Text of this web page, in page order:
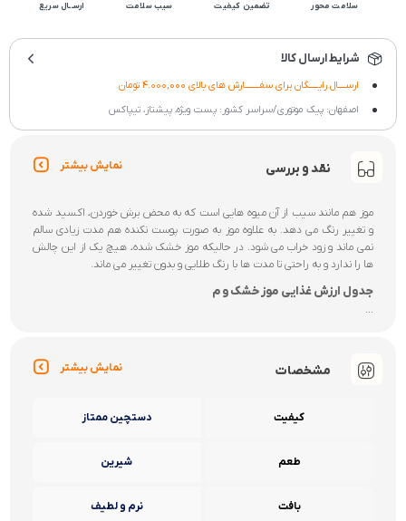
سلامت محور تضمین کیفیت سیب سلامت ارســال سریع
شرایط ارسال کالا
ارســــال رایـــــگان برای سفــــــــارش های بالای 4.000,000 تومان
اصفهان: پیک موتوری/سراسر کشور: پست ویژه، پیشتاز، تیپاکس
نقد و بررسی نمایش بیشتر
موز هم مانند سیب از آن میوه هایی است که به محض برش خوردن، اکسید شده
و تغییر رنگ می دهد. به علاوه موز به صورت پوست نکنده هم مدت زیادی سالم
نمی ماند و زود خراب می شود. در حالیکه موز خشک شده، هیچ یک از این چالش
ها را ندارد و به راحتی تا مدت ها با رنگ طلایی و بدون تغییر می ماند.
جدول ارزش غذایی موز خشک و م
...
مشخصات نمایش بیشتر
کیفیت دستچین ممتاز
طعم شیرین
بافت نرم و لطیف